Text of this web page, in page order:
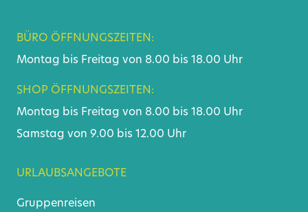
BÜRO ÖFFNUNGSZEITEN:
Montag bis Freitag von 8.00 bis 18.00 Uhr
SHOP ÖFFNUNGSZEITEN:
Montag bis Freitag von 8.00 bis 18.00 Uhr
Samstag von 9.00 bis 12.00 Uhr
URLAUBSANGEBOTE
Gruppenreisen